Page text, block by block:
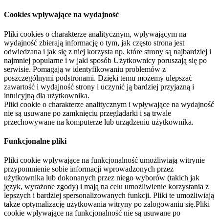
Cookies wpływające na wydajność
Pliki cookies o charakterze analitycznym, wpływającym na
wydajność zbierają informację o tym, jak często strona jest
odwiedzana i jak się z niej korzysta np. które strony są najbardziej i
najmniej popularne i w jaki sposób Użytkownicy poruszają się po
serwisie. Pomagają w identyfikowaniu problemów z
poszczególnymi podstronami. Dzięki temu możemy ulepszać
zawartość i wydajność strony i uczynić ją bardziej przyjazną i
intuicyjną dla użytkownika.
Pliki cookie o charakterze analitycznym i wpływające na wydajność
nie są usuwane po zamknięciu przeglądarki i są trwale
przechowywane na komputerze lub urządzeniu użytkownika.
Funkcjonalne pliki
Pliki cookie wpływające na funkcjonalność umożliwiają witrynie
przypomnienie sobie informacji wprowadzonych przez
użytkownika lub dokonanych przez niego wyborów (takich jak
język, wyrażone zgody) i mają na celu umożliwienie korzystania z
lepszych i bardziej spersonalizowanych funkcji. Pliki te umożliwiają
także optymalizację użytkowania witryny po zalogowaniu się.Pliki
cookie wpływające na funkcjonalność nie są usuwane po